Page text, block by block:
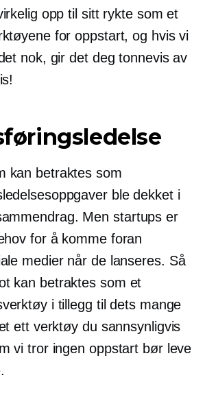
opp til sitt rykte som et
for oppstart, og hvis vi
nok, gir det deg tonnevis av
kan betraktes som
ble dekket i
Men startups er
for å komme foran
medier når de lanseres. Så
kan betraktes som et
i tillegg til dets mange
ett verktøy du sannsynligvis
vi tror ingen oppstart bør leve